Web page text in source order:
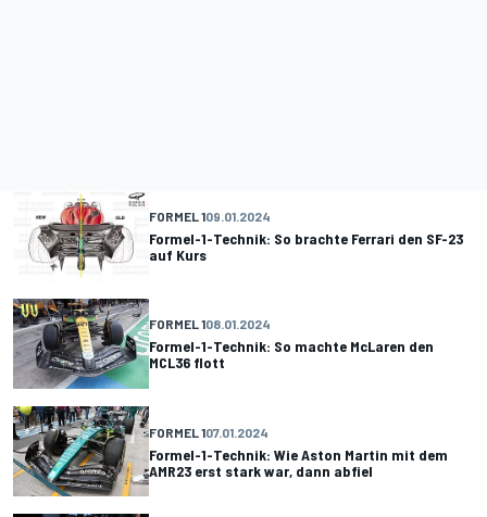
FORMEL 109.01.2024
Formel-1-Technik: So brachte Ferrari den SF-23
auf Kurs
FORMEL 108.01.2024
Formel-1-Technik: So machte McLaren den
MCL36 flott
FORMEL 107.01.2024
Formel-1-Technik: Wie Aston Martin mit dem
AMR23 erst stark war, dann abfiel